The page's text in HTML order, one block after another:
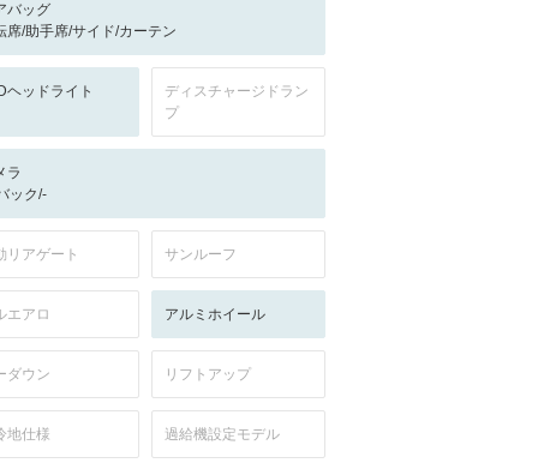
バッグ
席/助手席/サイド/カーテン
ヘッドライト
ディスチャージドラン
プ
ラ
ック/-
リアゲート サンルーフ
エアロ アルミホイール
ダウン リフトアップ
地仕様 過給機設定モデル